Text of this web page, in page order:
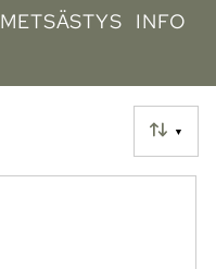
METSÄSTYS INFO
▼